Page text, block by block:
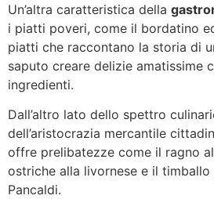
Un’altra caratteristica della
i piatti poveri, come il bordatino
piatti che raccontano la storia di
saputo creare delizie amatissime
ingredienti.
Dall’altro lato dello spettro
dell’aristocrazia mercantile
offre prelibatezze come il ragno
ostriche alla livornese e il timballo
Pancaldi.